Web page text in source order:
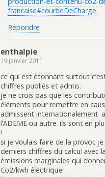
francaise#courbeDeCharge
Répondre
enthalpie
19 janvier 2011
ce qui est étonnant surtout
chiffres publiés et admis.
je ne crois pas que les
éléments pour remettre en
admissent internationalement.
l’ADEME ou autre. ils sont en
!
si je voulais faire de la provoc
derniers chiffres du calcul avec
émissions marginales qui
Co2/kwh électrique.